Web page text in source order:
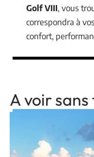
Golf VIII, vous
correspondra à
confort,
A voir